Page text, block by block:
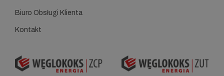
Biuro Obsługi Klienta
Kontakt